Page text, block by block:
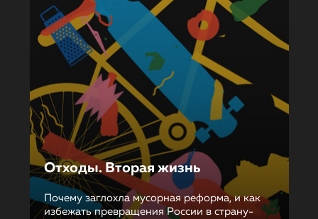
Отходы. Вторая жизнь
Почему заглохла мусорная реформа, и как
избежать превращения России в страну-